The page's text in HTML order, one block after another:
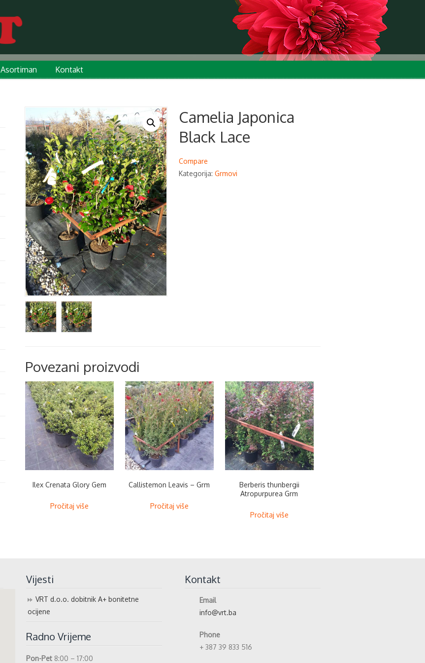
Asortiman Kontakt
Camelia Japonica
Black Lace
Compare
Kategorija: Grmovi
Povezani proizvodi
Ilex Crenata Glory Gem
Pročitaj više
Callistemon Leavis – Grm
Pročitaj više
Berberis thunbergii
Atropurpurea Grm
Pročitaj više
Vijesti
VRT d.o.o. dobitnik A+ bonitetne
ocijene
Radno Vrijeme
Pon-Pet 8:00 – 17:00
Kontakt
Email
info@vrt.ba
Phone
+ 387 39 833 516